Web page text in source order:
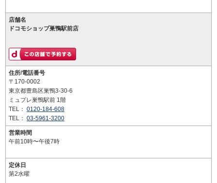
店舗名
ドコモショップ巣鴨駅前店
住所/電話番号
〒170-0002
東京都豊島区巣鴨3-30-6
ミュプレ巣鴨駅前 1階
TEL： 0120-184-608
TEL： 03-5961-3200
営業時間
午前10時〜午後7時
定休日
第2水曜